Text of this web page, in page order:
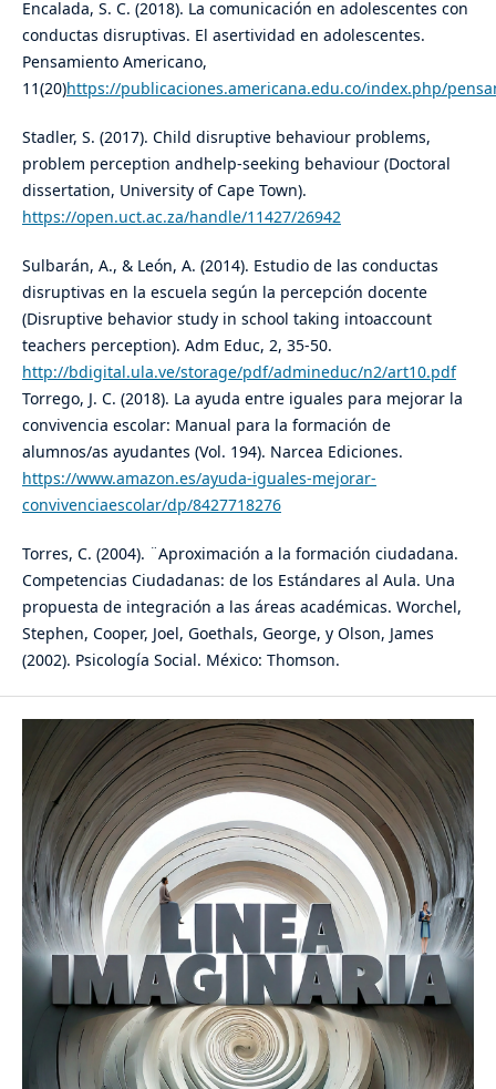
Encalada, S. C. (2018). La comunicación en adolescentes con
conductas disruptivas. El asertividad en adolescentes.
Pensamiento Americano,
11(20)https://publicaciones.americana.edu.co/index.php/
Stadler, S. (2017). Child disruptive behaviour problems,
problem perception andhelp-seeking behaviour (Doctoral
dissertation, University of Cape Town).
https://open.uct.ac.za/handle/11427/26942
Sulbarán, A., & León, A. (2014). Estudio de las conductas
disruptivas en la escuela según la percepción docente
(Disruptive behavior study in school taking intoaccount
teachers perception). Adm Educ, 2, 35-50.
http://bdigital.ula.ve/storage/pdf/admineduc/n2/art10.pdf
Torrego, J. C. (2018). La ayuda entre iguales para mejorar la
convivencia escolar: Manual para la formación de
alumnos/as ayudantes (Vol. 194). Narcea Ediciones.
https://www.amazon.es/ayuda-iguales-mejorar-
convivenciaescolar/dp/8427718276
Torres, C. (2004). ¨Aproximación a la formación ciudadana.
Competencias Ciudadanas: de los Estándares al Aula. Una
propuesta de integración a las áreas académicas. Worchel,
Stephen, Cooper, Joel, Goethals, George, y Olson, James
(2002). Psicología Social. México: Thomson.